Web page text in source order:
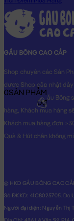
Gấu Teddy áo len
cùng Dễ Thương
Hình ảnh Gấu
là hình THẬT do Shop
GẤU BÔNG CAO CẤP
Shop chuyên các Sản
được Shop cập nhật
Original nhất. Gấu
hàng, Khách mua hàng
Khách mua hàng đơn
Quà & Hút chân không
@ HKD GẤU BÔNG CAO
Số ĐKKD: 41C8025705. Do
Người đại diện: Nguyễn Thị
0SẢN PHẨM
0₫